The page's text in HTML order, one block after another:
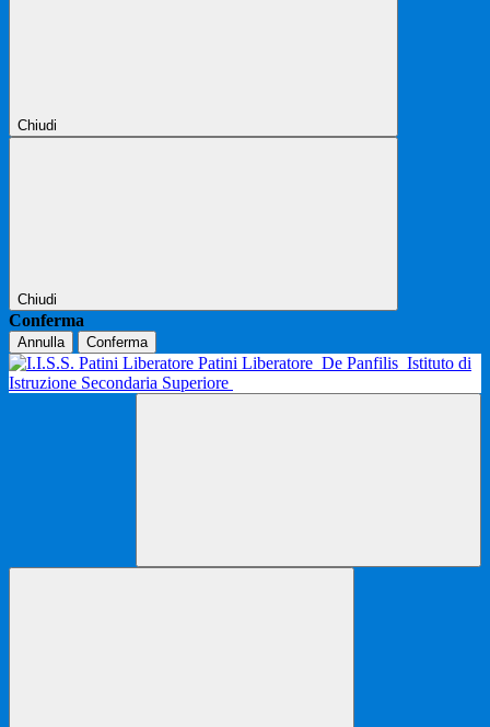
Chiudi
Chiudi
Conferma
Annulla Conferma
Patini Liberatore De Panfilis Istituto di
Istruzione Secondaria Superiore